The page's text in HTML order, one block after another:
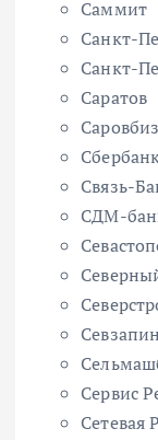
Саммит
Санкт-
Санкт-
Саратов
Связь-
СДМ-
Сервис
Сетевая